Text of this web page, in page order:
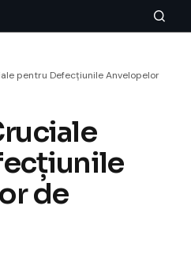
pentru Defecțiunile Anvelopelor
de